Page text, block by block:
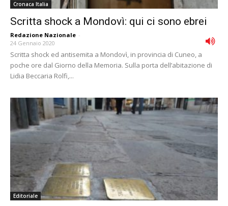
Cronaca Italia
Scritta shock a Mondovì: qui ci sono ebrei
Redazione Nazionale -
24 Gennaio 2020
Scritta shock ed antisemita a Mondovì, in provincia di Cuneo, a
poche ore dal Giorno della Memoria. Sulla porta dell’abitazione di
Lidia Beccaria Rolfi,...
Editoriale